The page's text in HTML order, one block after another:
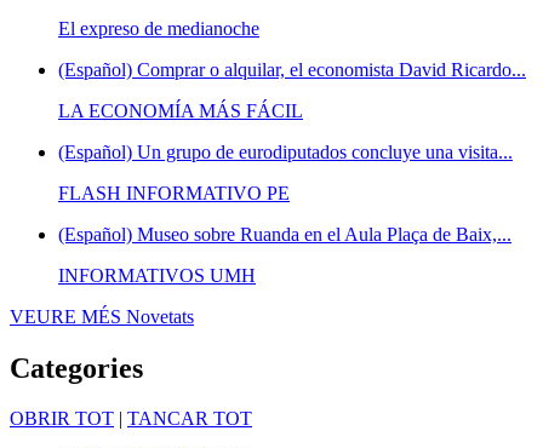
El expreso de medianoche
(Español) Comprar o alquilar, el economista David Ricardo...
LA ECONOMÍA MÁS FÁCIL
(Español) Un grupo de eurodiputados concluye una visita...
FLASH INFORMATIVO PE
(Español) Museo sobre Ruanda en el Aula Plaça de Baix,...
INFORMATIVOS UMH
VEURE MÉS Novetats
Categories
OBRIR TOT | TANCAR TOT